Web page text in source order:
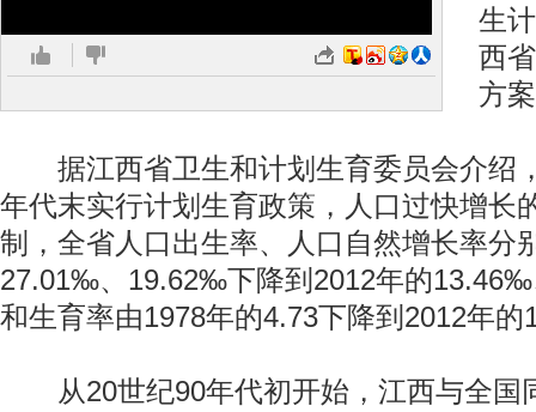
生
西
方
据江西省卫生和计划生育委员会介绍
年代末实行计划生育政策，人口过快增长
制，全省人口出生率、人口自然增长率分
27.01‰、19.62‰下降到2012年的
和生育率由1978年的4.73下降到2012年的
从20世纪90年代初开始，江西与全国